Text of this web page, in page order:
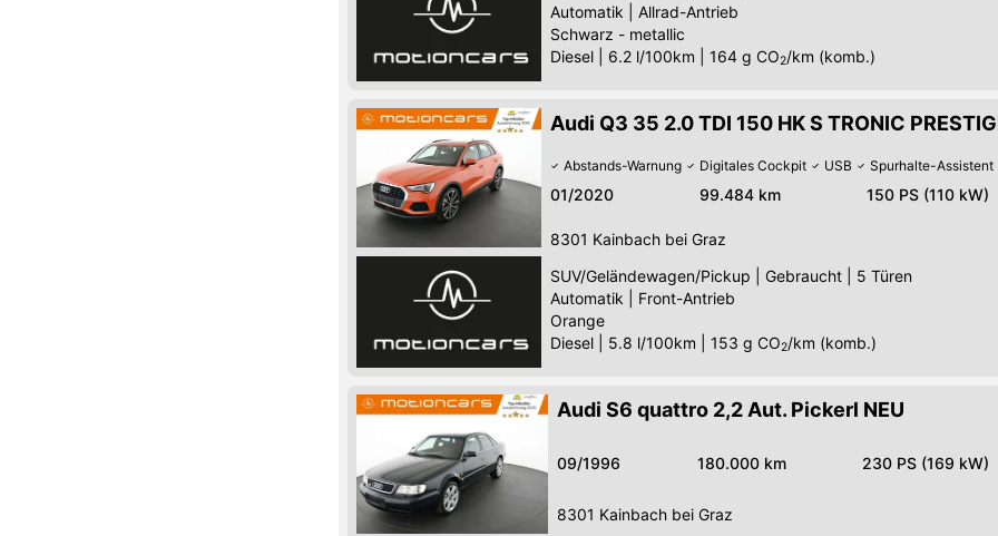
Automatik
Allrad-Antrieb
Schwarz - metallic
Diesel
6.2 l/100km 164 g CO2/km (komb.)
Audi Q3 35 2.0 TDI 150 HK S TRONIC
Abstands-Warnung Digitales Cockpit USB Spurhalte-Assistent
01/2020 99.484 km 150 PS (110 kW)
8301 Kainbach bei Graz
SUV/Geländewagen/Pickup
Gebraucht
5 Türen
Automatik
Front-Antrieb
Orange
Diesel
5.8 l/100km 153 g CO2/km (komb.)
Audi S6 quattro 2,2 Aut. Pickerl NEU
09/1996 180.000 km 230 PS (169 kW)
8301 Kainbach bei Graz